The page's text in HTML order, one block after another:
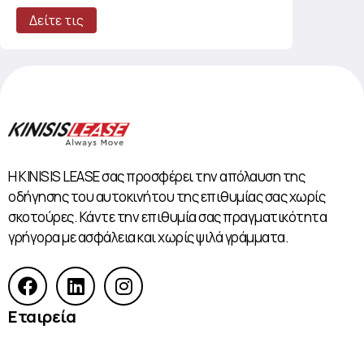
Δείτε τις
Η KINISIS LEASE σας προσφέρει την απόλαυση της
οδήγησης του αυτοκινήτου της επιθυμίας σας χωρίς
σκοτούρες. Κάντε την επιθυμία σας πραγματικότητα
γρήγορα με ασφάλεια και χωρίς ψιλά γράμματα.
Εταιρεία